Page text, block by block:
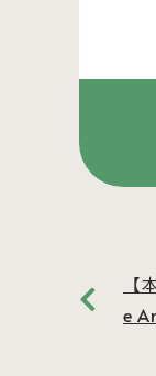
【
e